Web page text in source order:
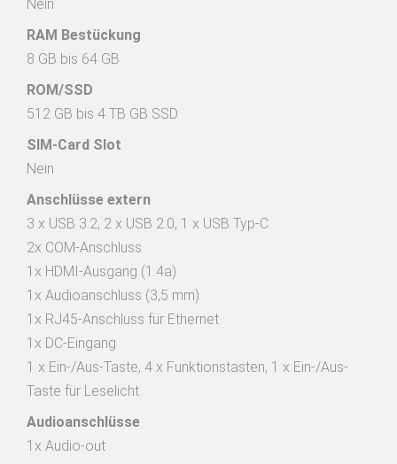
Nein
RAM Bestückung
8 GB bis 64 GB
ROM/SSD
512 GB bis 4 TB GB SSD
SIM-Card Slot
Nein
Anschlüsse extern
3 x USB 3.2, 2 x USB 2.0, 1 x USB Typ-C
2x COM-Anschluss
1x HDMI-Ausgang (1.4a)
1x Audioanschluss (3,5 mm)
1x RJ45-Anschluss für Ethernet
1x DC-Eingang
1 x Ein-/Aus-Taste, 4 x Funktionstasten, 1 x Ein-/Aus-
Taste für Leselicht
Audioanschlüsse
1x Audio-out